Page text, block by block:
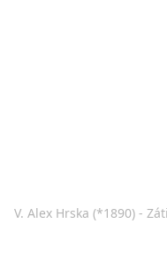
V. Alex Hrska (*1890) -